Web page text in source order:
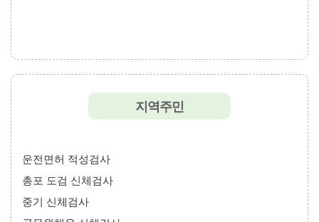
지역주민
운전면허 적성검사
총포 도검 신체검사
중기 신체검사